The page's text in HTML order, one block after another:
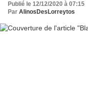
Publié le 12/12/2020 à 07:15
Par AlinosDesLorreytos